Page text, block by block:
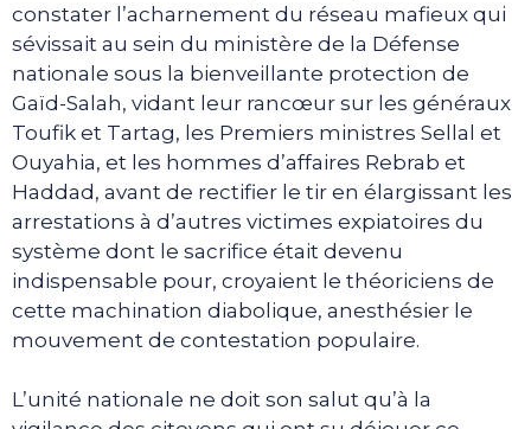
constater l’acharnement du réseau mafieux qui
sévissait au sein du ministère de la Défense
nationale sous la bienveillante protection de
Gaïd-Salah, vidant leur rancœur sur les généraux
Toufik et Tartag, les Premiers ministres Sellal et
Ouyahia, et les hommes d’affaires Rebrab et
Haddad, avant de rectifier le tir en élargissant les
arrestations à d’autres victimes expiatoires du
système dont le sacrifice était devenu
indispensable pour, croyaient le théoriciens de
cette machination diabolique, anesthésier le
mouvement de contestation populaire.
L’unité nationale ne doit son salut qu’à la